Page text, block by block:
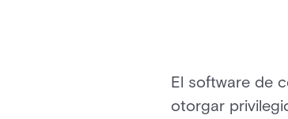
El software de
otorgar